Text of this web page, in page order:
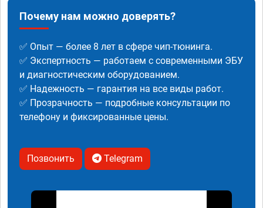
Почему нам можно доверять?
✅ Опыт — более 8 лет в сфере чип-тюнинга.
✅ Экспертность — работаем с современными ЭБУ
и диагностическим оборудованием.
✅ Надежность — гарантия на все виды работ.
✅ Прозрачность — подробные консультации по
телефону и фиксированные цены.
Позвонить Telegram